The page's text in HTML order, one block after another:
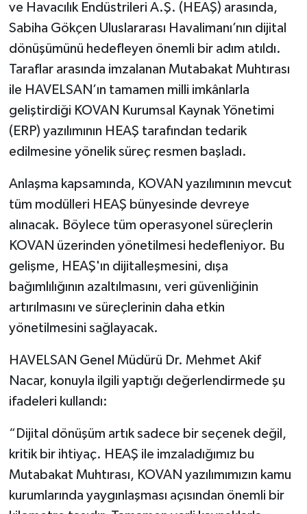
ve Havacılık Endüstrileri A.Ş. (HEAŞ) arasında,
Sabiha Gökçen Uluslararası Havalimanı’nın dijital
dönüşümünü hedefleyen önemli bir adım atıldı.
Taraflar arasında imzalanan Mutabakat Muhtırası
ile HAVELSAN’ın tamamen milli imkânlarla
geliştirdiği KOVAN Kurumsal Kaynak Yönetimi
(ERP) yazılımının HEAŞ tarafından tedarik
edilmesine yönelik süreç resmen başladı.
Anlaşma kapsamında, KOVAN yazılımının mevcut
tüm modülleri HEAŞ bünyesinde devreye
alınacak. Böylece tüm operasyonel süreçlerin
KOVAN üzerinden yönetilmesi hedefleniyor. Bu
gelişme, HEAŞ'ın dijitalleşmesini, dışa
bağımlılığının azaltılmasını, veri güvenliğinin
artırılmasını ve süreçlerinin daha etkin
yönetilmesini sağlayacak.
HAVELSAN Genel Müdürü Dr. Mehmet Akif
Nacar, konuyla ilgili yaptığı değerlendirmede şu
ifadeleri kullandı:
“Dijital dönüşüm artık sadece bir seçenek değil,
kritik bir ihtiyaç. HEAŞ ile imzaladığımız bu
Mutabakat Muhtırası, KOVAN yazılımımızın kamu
kurumlarında yaygınlaşması açısından önemli bir